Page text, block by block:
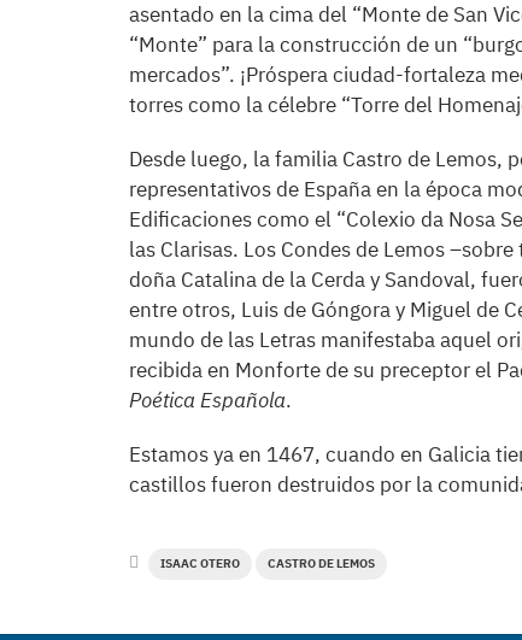
asentado en la cima del “Monte de San
“Monte” para la construcción de un
mercados”. ¡Próspera ciudad-fortaleza
torres como la célebre “Torre del
Desde luego, la familia Castro de Lemos,
representativos de España en la época
Edificaciones como el “Colexio da Nosa
las Clarisas. Los Condes de Lemos
doña Catalina de la Cerda y Sandoval,
entre otros, Luis de Góngora y Miguel de
mundo de las Letras manifestaba aquel
recibida en Monforte de su preceptor el
Poética Española.
Estamos ya en 1467, cuando en Galicia
castillos fueron destruidos por la
ISAAC OTERO CASTRO DE LEMOS